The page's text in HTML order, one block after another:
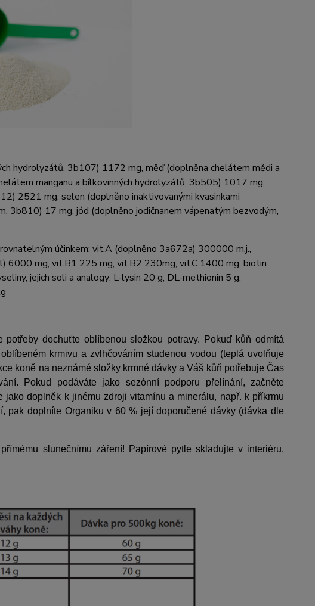
hydrolyzátů, 3b107) 1172 mg, měď (doplněna chelátem mědi a
manganu a bílkovinných hydrolyzátů, 3b505) 1017 mg,
2521 mg, selen (doplněno inaktivovanými kvasinkami
3b810) 17 mg, jód (doplněno jodičnanem vápenatým bezvodým,
účinkem: vit.A (doplněno 3a672a) 300000 m.j.,
6000 mg, vit.B1 225 mg, vit.B2 230mg, vit.C 1400 mg, biotin
jejich soli a analogy: L-lysin 20 g, DL-methionin 5 g;
dochuťte oblíbenou složkou potravy. Pokuď kůň odmítá
krmivu a zvlhčováním studenou vodou (teplá uvolňuje
koně na neznámé složky krmné dávky a Váš kůň potřebuje Čas
Pokud podáváte jako sezónní podporu přelínání, začněte
doplněk k jinému zdroji vitamínu a minerálu, např. k příkrmu
pak doplníte Organiku v 60 % její doporučené dávky (dávka dle
slunečnímu záření! Papírové pytle skladujte v interiéru.